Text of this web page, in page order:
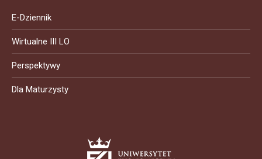
E-Dziennik
Wirtualne III LO
Perspektywy
Dla Maturzysty